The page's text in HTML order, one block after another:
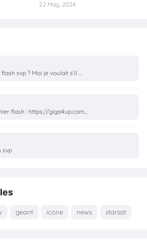
22 May, 2024
svp ? Moi je voulait s’il ...
flash : https://giga4up.com...
svp
geant icone news starsat